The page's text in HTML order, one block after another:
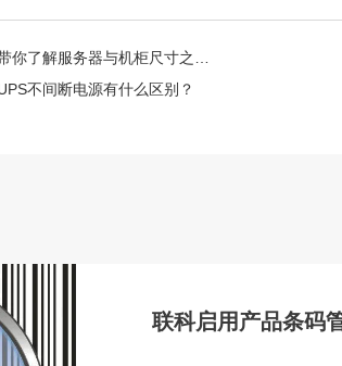
解服务器与机柜尺⼨之间的关系
不间断电源有什么区别？
联科启用产品条码